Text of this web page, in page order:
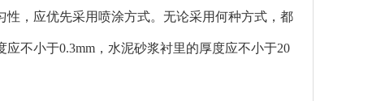
，应优先采用喷涂方式。无论采用何种方式，都
不小于0.3mm，水泥砂浆衬里的厚度应不小于20